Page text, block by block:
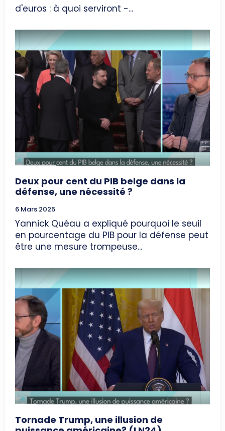
d'euros : à quoi serviront -...
Deux pour cent du PIB belge dans la
défense, une nécessité ?
6 Mars 2025
Yannick Quéau a expliqué pourquoi le seuil
en pourcentage du PIB pour la défense peut
être une mesure trompeuse...
Tornade Trump, une illusion de